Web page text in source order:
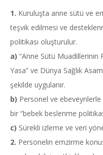
1. Kuruluşta anne sütü ve
teşvik edilmesi ve
politikası oluşturulur.
a) “Anne Sütü Muadillerinin
Yasa” ve Dünya Sağlık
şekilde uygulanır.
b) Personel ve ebeveynlerle
bir “bebek beslenme
c) Sürekli izleme ve veri
2. Personelin emzirme